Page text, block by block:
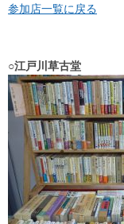
参加店一覧に戻る
○江戸川草古堂